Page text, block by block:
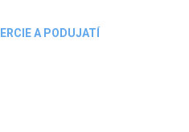
A PODUJATÍ